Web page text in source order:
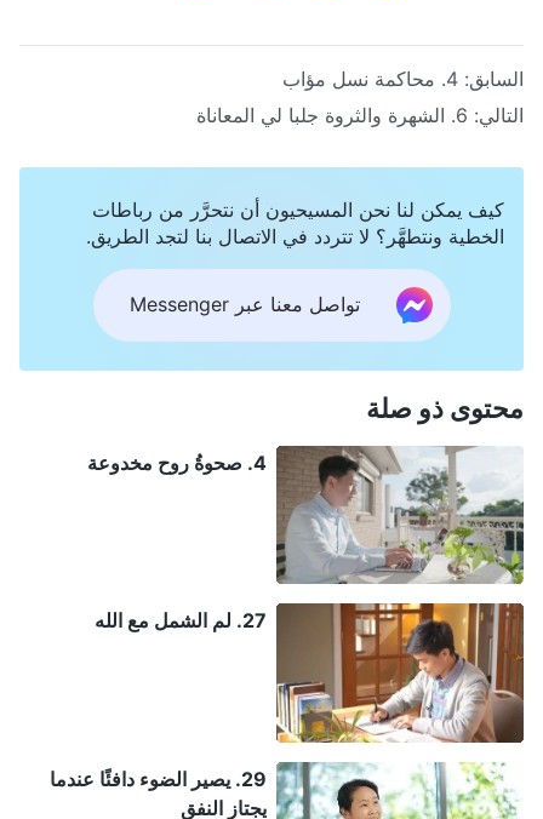
السابق: 4. محاكمة نسل مؤاب
التالي: 6. الشهرة والثروة جلبا لي المعاناة
كيف يمكن لنا نحن المسيحيون أن نتحرَّر من رباطات
الخطية ونتطهَّر؟ لا تتردد في الاتصال بنا لتجد الطريق.
تواصل معنا عبر Messenger
محتوى ذو صلة
4. صحوةُ روح مخدوعة
27. لم الشمل مع الله
29. يصير الضوء دافئًا عندما
يجتاز النفق